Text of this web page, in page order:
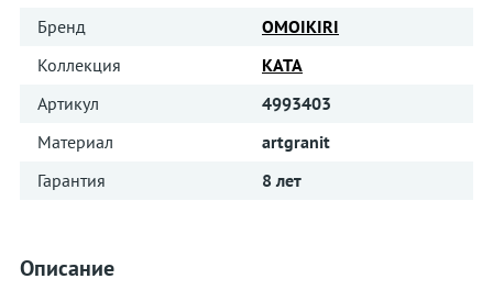
Бренд
OMOIKIRI
Коллекция
KATA
Артикул
4993403
Материал
artgranit
Гарантия
8 лет
Описание